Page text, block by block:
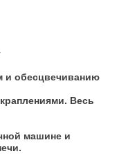
и обесцвечиванию
Весь
машине и